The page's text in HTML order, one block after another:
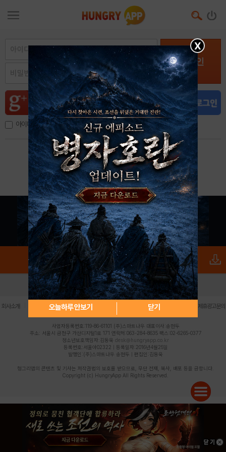
로그인
아이디, 이메일 저장
아이디 / 비밀번호 찾기 회원가입
X
오늘하루 안보기 닫기
로그인 PC버전 전체앱
회사소개 | 개인정보 처리방침 불법촬영물 신고센터 제휴광고문의
사업자등록번호:119-86-61101 (주)스마트나우 대표이사:송현두
주소: 서울시 금천구 가산디지털1로 171 연락처:063-284-8635 팩스:02-6265-0377
청소년보호책임자:김동욱 desk@hungryapp.co.kr
등록번호:서울아02322 | 등록일자:2016년4월25일
발행인:(주)스마트나우 송현두 | 편집인:김동욱
헝그리앱의 콘텐츠 및 기사는 저작권법의 보호를 받으므로, 무단 전재, 복사, 배포 등을 금합니다.
Copyright (c) HungryApp All Rights Reserved.